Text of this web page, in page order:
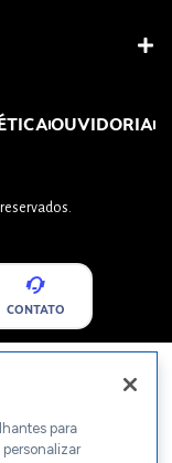
OUVIDORIA
CONTATO
para
personalizar